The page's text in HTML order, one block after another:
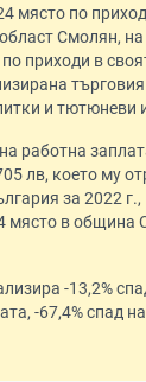
място по
Смолян,
приходи в
търговия
и тютюневи
работна
лв, което му
за 2022
място в община
-13,2%
-67,4% спад